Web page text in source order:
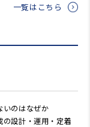
一覧はこちら
いのはなぜか
設計・運用・定着